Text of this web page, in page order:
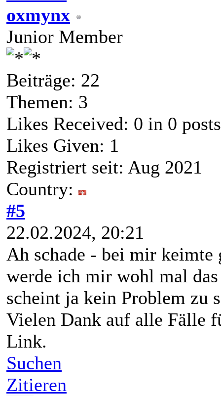
oxmynx
Junior Member
Beiträge: 22
Themen: 3
Likes Received: 0 in 0 posts
Likes Given: 1
Registriert seit: Aug 2021
Country:
#5
22.02.2024, 20:21
Ah schade - bei mir keimte
werde ich mir wohl mal
scheint ja kein Problem zu
Vielen Dank auf alle Fälle
Link.
Suchen
Zitieren